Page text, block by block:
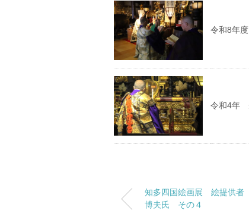
令和8年
令和4年
知多四国絵画展 絵提供
博夫氏 その４